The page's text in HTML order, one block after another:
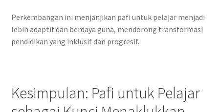
Perkembangan ini menjanjikan pafi untuk pelajar menjadi
lebih adaptif dan berdaya guna, mendorong transformasi
pendidikan yang inklusif dan progresif.
Kesimpulan: Pafi untuk Pelajar